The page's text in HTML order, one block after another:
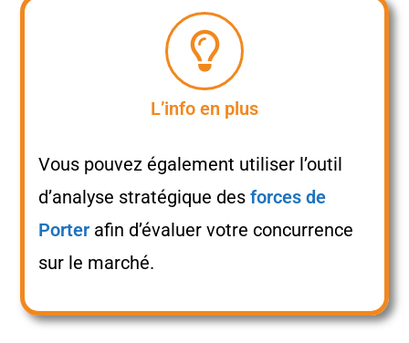
L’info en plus
Vous pouvez également utiliser l’outil
d’analyse stratégique desforces de
Porter afin d’évaluer votre concurrence
sur le marché.